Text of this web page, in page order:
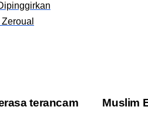
Muslim
terancam